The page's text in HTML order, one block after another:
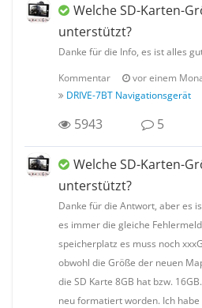
Welche SD-Karten-
unterstützt?
Danke für die Info, es ist alles
Kommentar vor einem
DRIVE-7BT Navigationsgerät
5943 5
Welche SD-Karten-
unterstützt?
Danke für die Antwort, aber es
es immer die gleiche
speicherplatz es muss noch
obwohl die Größe der neuen
die SD Karte 8GB hat bzw.
neu formatiert worden. Ich